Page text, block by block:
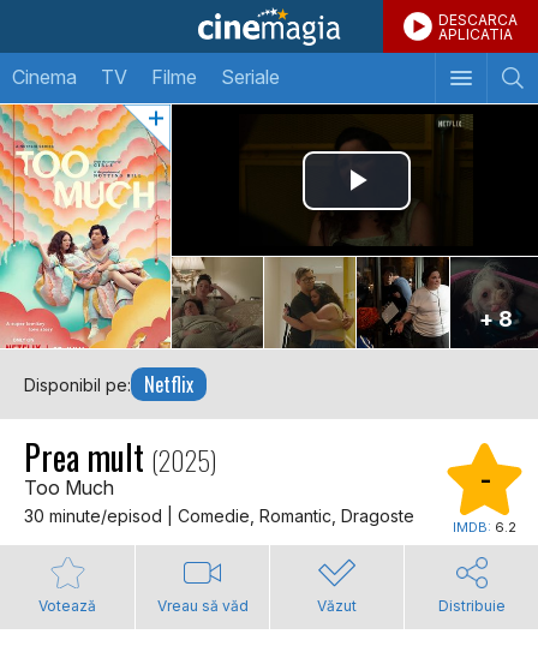
DESCARCA
APLICATIA
Cinema TV Filme Seriale
+ 8
Disponibil pe: Netflix
Prea mult (2025)
Too Much
30 minute/episod | Comedie, Romantic, Dragoste
-
IMDB: 6.2
Votează Vreau să văd Văzut Distribuie